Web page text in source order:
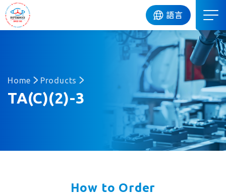
語言
Home Products
TA(C)(2)-3
How to Order